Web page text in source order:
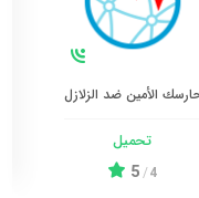
الأمين ضد الزلازل
تحميل
4
/
5